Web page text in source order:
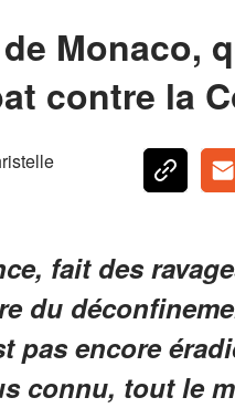
Monaco,
contre la
fait des
du
pas encore
connu, tout le